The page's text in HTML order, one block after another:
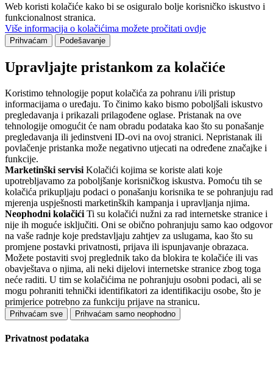
Web koristi kolačiće kako bi se osiguralo bolje korisničko iskustvo i
funkcionalnost stranica.
Više informacija o kolačićima možete pročitati ovdje
Prihvaćam Podešavanje
Upravljajte pristankom za kolačiće
Koristimo tehnologije poput kolačića za pohranu i/ili pristup
informacijama o uređaju. To činimo kako bismo poboljšali iskustvo
pregledavanja i prikazali prilagođene oglase. Pristanak na ove
tehnologije omogućit će nam obradu podataka kao što su ponašanje
pregledavanja ili jedinstveni ID-ovi na ovoj stranici. Nepristanak ili
povlačenje pristanka može negativno utjecati na određene značajke i
funkcije.
Marketinški servisi Kolačići kojima se koriste alati koje
upotrebljavamo za poboljšanje korisničkog iskustva. Pomoću tih se
kolačića prikupljaju podaci o ponašanju korisnika te se pohranjuju
mjerenja uspješnosti marketinških kampanja i upravljanja njima.
Neophodni kolačići Ti su kolačići nužni za rad internetske stranice i
nije ih moguće isključiti. Oni se obično pohranjuju samo kao odgovor
na vaše radnje koje predstavljaju zahtjev za uslugama, kao što su
promjene postavki privatnosti, prijava ili ispunjavanje obrazaca.
Možete postaviti svoj preglednik tako da blokira te kolačiće ili vas
obavještava o njima, ali neki dijelovi internetske stranice zbog toga
neće raditi. U tim se kolačićima ne pohranjuju osobni podaci, ali se
mogu pohraniti tehnički identifikatori za identifikaciju osobe, što je
primjerice potrebno za funkciju prijave na stranicu.
Prihvaćam sve Prihvaćam samo neophodno
Privatnost podataka